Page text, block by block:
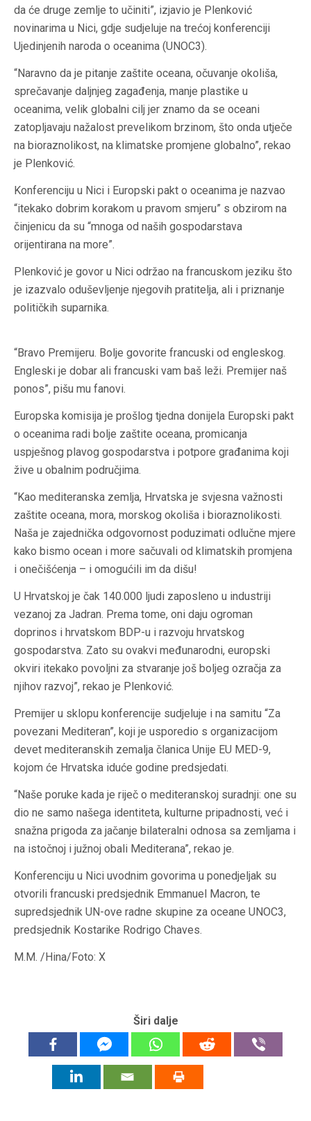
da će druge zemlje to učiniti”, izjavio je Plenković
novinarima u Nici, gdje sudjeluje na trećoj konferenciji
Ujedinjenih naroda o oceanima (UNOC3).
“Naravno da je pitanje zaštite oceana, očuvanje okoliša,
sprečavanje daljnjeg zagađenja, manje plastike u
oceanima, velik globalni cilj jer znamo da se oceani
zatopljavaju nažalost prevelikom brzinom, što onda utječe
na bioraznolikost, na klimatske promjene globalno”, rekao
je Plenković.
Konferenciju u Nici i Europski pakt o oceanima je nazvao
“itekako dobrim korakom u pravom smjeru” s obzirom na
činjenicu da su “mnoga od naših gospodarstava
orijentirana na more”.
Plenković je govor u Nici održao na francuskom jeziku što
je izazvalo oduševljenje njegovih pratitelja, ali i priznanje
političkih suparnika.
“Bravo Premijeru. Bolje govorite francuski od engleskog.
Engleski je dobar ali francuski vam baš leži. Premijer naš
ponos”, pišu mu fanovi.
Europska komisija je prošlog tjedna donijela Europski pakt
o oceanima radi bolje zaštite oceana, promicanja
uspješnog plavog gospodarstva i potpore građanima koji
žive u obalnim područjima.
“Kao mediteranska zemlja, Hrvatska je svjesna važnosti
zaštite oceana, mora, morskog okoliša i bioraznolikosti.
Naša je zajednička odgovornost poduzimati odlučne mjere
kako bismo ocean i more sačuvali od klimatskih promjena
i onečišćenja – i omogućili im da dišu!
U Hrvatskoj je čak 140.000 ljudi zaposleno u industriji
vezanoj za Jadran. Prema tome, oni daju ogroman
doprinos i hrvatskom BDP-u i razvoju hrvatskog
gospodarstva. Zato su ovakvi međunarodni, europski
okviri itekako povoljni za stvaranje još boljeg ozračja za
njihov razvoj”, rekao je Plenković.
Premijer u sklopu konferencije sudjeluje i na samitu “Za
povezani Mediteran”, koji je usporedio s organizacijom
devet mediteranskih zemalja članica Unije EU MED-9,
kojom će Hrvatska iduće godine predsjedati.
“Naše poruke kada je riječ o mediteranskoj suradnji: one su
dio ne samo našega identiteta, kulturne pripadnosti, već i
snažna prigoda za jačanje bilateralni odnosa sa zemljama i
na istočnoj i južnoj obali Mediterana”, rekao je.
Konferenciju u Nici uvodnim govorima u ponedjeljak su
otvorili francuski predsjednik Emmanuel Macron, te
supredsjednik UN-ove radne skupine za oceane UNOC3,
predsjednik Kostarike Rodrigo Chaves.
M.M. /Hina/Foto: X
Širi dalje